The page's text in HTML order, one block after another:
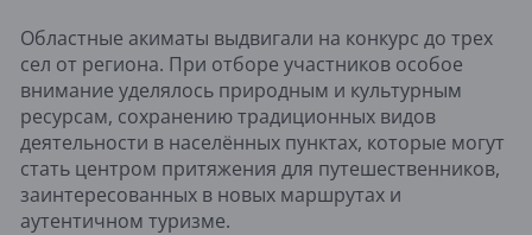
Областные акиматы выдвигали на конкурс до трех
сел от региона. При отборе участников особое
внимание уделялось природным и культурным
ресурсам, сохранению традиционных видов
деятельности в населённых пунктах, которые могут
стать центром притяжения для путешественников,
заинтересованных в новых маршрутах и
аутентичном туризме.